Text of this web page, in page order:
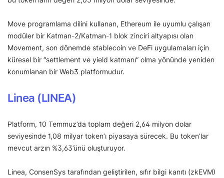
Move programlama dilini kullanan, Ethereum ile uyumlu çalışan
modüler bir Katman-2/Katman-1 blok zinciri altyapısı olan
Movement, son dönemde stablecoin ve DeFi uygulamaları için
küresel bir “settlement ve yield katmanı” olma yönünde yeniden
konumlanan bir Web3 platformudur.
Linea (LINEA)
Platform, 10 Temmuz’da toplam değeri 2,64 milyon dolar
seviyesinde 1,08 milyar token’ı piyasaya sürecek. Bu token’lar
mevcut arzın %3,63’ünü oluşturuyor.
Linea, ConsenSys tarafından geliştirilen, sıfır bilgi kanıtı (zkEVM)